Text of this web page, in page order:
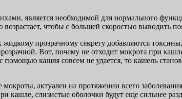
является необходимой для нормального
возрастает, чтобы с большей скоростью выводить
жидкому прозрачному секрету добавляются
Вот, почему не отходит мокрота при
помощью кашля совсем не удается, то кашель
актуален на протяжении всего
кашле, слизистые оболочки будут еще сильнее